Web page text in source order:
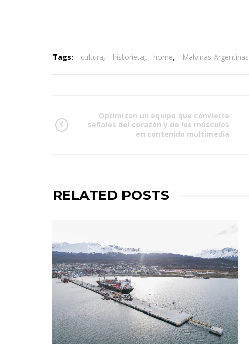
Tags: cultura, historieta, home, Malvinas Argentinas
Optimizan un equipo que convierte
señales del corazón y de los músculos
en contenido multimedia
RELATED POSTS